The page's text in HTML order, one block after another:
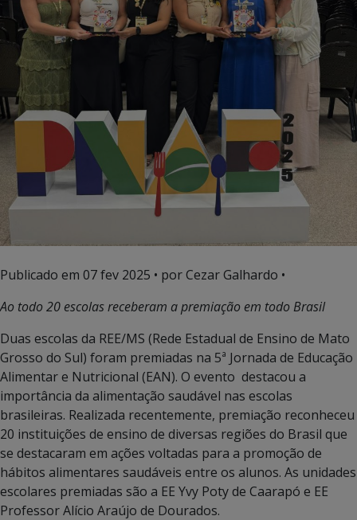
Publicado em 07 fev 2025 • por Cezar Galhardo •
Ao todo 20 escolas receberam a premiação em todo Brasil
Duas escolas da REE/MS (Rede Estadual de Ensino de Mato
Grosso do Sul) foram premiadas na 5ª Jornada de Educação
Alimentar e Nutricional (EAN). O evento destacou a
importância da alimentação saudável nas escolas
brasileiras. Realizada recentemente, premiação reconheceu
20 instituições de ensino de diversas regiões do Brasil que
se destacaram em ações voltadas para a promoção de
hábitos alimentares saudáveis entre os alunos. As unidades
escolares premiadas são a EE Yvy Poty de Caarapó e EE
Professor Alício Araújo de Dourados.